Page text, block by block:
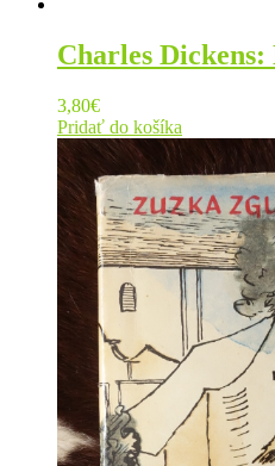
Charles
3,80€
Pridať do košíka